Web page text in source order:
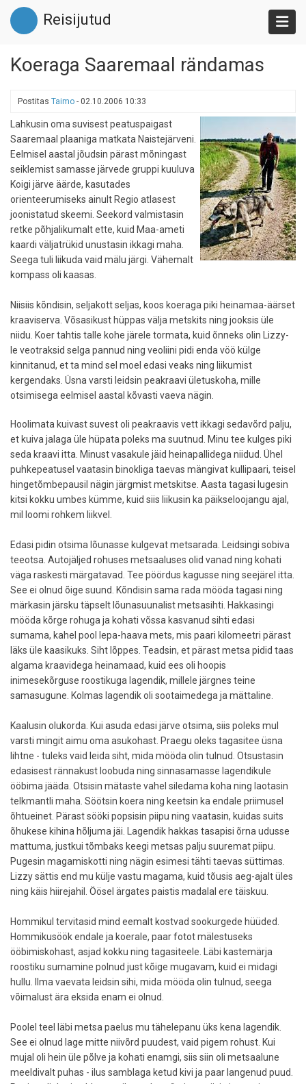
Liigu
edasi
põhisisu
Reisijutud
Koeraga Saaremaal rändamas
Postitas Taimo - 02.10.2006 10:33
Lahkusin oma suvisest peatuspaigast
Saaremaal plaaniga matkata Naistejärveni.
Eelmisel aastal jõudsin pärast mõningast
seiklemist samasse järvede gruppi kuuluva
Koigi järve äärde, kasutades
orienteerumiseks ainult Regio atlasest
joonistatud skeemi. Seekord valmistasin
retke põhjalikumalt ette, kuid Maa-ameti
kaardi väljatrükid unustasin ikkagi maha.
Seega tuli liikuda vaid mälu järgi. Vähemalt
kompass oli kaasas.
Niisiis kõndisin, seljakott seljas, koos koeraga piki heinamaa-äärset
kraaviserva. Võsasikust hüppas välja metskits ning jooksis üle
niidu. Koer tahtis talle kohe järele tormata, kuid õnneks olin Lizzy-
le veotraksid selga pannud ning veoliini pidi enda vöö külge
kinnitanud, et ta mind sel moel edasi veaks ning liikumist
kergendaks. Üsna varsti leidsin peakraavi ületuskoha, mille
otsimisega eelmisel aastal kõvasti vaeva nägin.
Hoolimata kuivast suvest oli peakraavis vett ikkagi sedavõrd palju,
et kuiva jalaga üle hüpata poleks ma suutnud. Minu tee kulges piki
seda kraavi itta. Minust vasakule jäid heinapallidega niidud. Ühel
puhkepeatusel vaatasin binokliga taevas mängivat kullipaari, teisel
hingetõmbepausil nägin järgmist metskitse. Aasta tagasi lugesin
kitsi kokku umbes kümme, kuid siis liikusin ka päikseloojangu ajal,
mil loomi rohkem liikvel.
Edasi pidin otsima lõunasse kulgevat metsarada. Leidsingi sobiva
teeotsa. Autojäljed rohuses metsaaluses olid vanad ning kohati
väga raskesti märgatavad. Tee pöördus kagusse ning seejärel itta.
See ei olnud õige suund. Kõndisin sama rada mööda tagasi ning
märkasin järsku täpselt lõunasuunalist metsasihti. Hakkasingi
mööda kõrge rohuga ja kohati võssa kasvanud sihti edasi
sumama, kahel pool lepa-haava mets, mis paari kilomeetri pärast
läks üle kaasikuks. Siht lõppes. Teadsin, et pärast metsa pidid taas
algama kraavidega heinamaad, kuid ees oli hoopis
inimesekõrguse roostikuga lagendik, millele järgnes teine
samasugune. Kolmas lagendik oli sootaimedega ja mättaline.
Kaalusin olukorda. Kui asuda edasi järve otsima, siis poleks mul
varsti mingit aimu oma asukohast. Praegu oleks tagasitee üsna
lihtne - tuleks vaid leida siht, mida mööda olin tulnud. Otsustasin
edasisest rännakust loobuda ning sinnasamasse lagendikule
ööbima jääda. Otsisin mätaste vahel siledama koha ning laotasin
telkmantli maha. Söötsin koera ning keetsin ka endale priimusel
õhtueinet. Pärast sööki popsisin piipu ning vaatasin, kuidas suits
õhukese kihina hõljuma jäi. Lagendik hakkas tasapisi õrna udusse
mattuma, justkui tõmbaks keegi metsas palju suuremat piipu.
Pugesin magamiskotti ning nägin esimesi tähti taevas süttimas.
Lizzy sättis end mu külje vastu magama, kuid tõusis aeg-ajalt üles
ning käis hiirejahil. Öösel ärgates paistis madalal ere täiskuu.
Hommikul tervitasid mind eemalt kostvad sookurgede hüüded.
Hommikusöök endale ja koerale, paar fotot mälestuseks
ööbimiskohast, asjad kokku ning tagasiteele. Läbi kastemärja
roostiku sumamine polnud just kõige mugavam, kuid ei midagi
hullu. Ilma vaevata leidsin sihi, mida mööda olin tulnud, seega
võimalust ära eksida enam ei olnud.
Poolel teel läbi metsa paelus mu tähelepanu üks kena lagendik.
See ei olnud lage mitte niivõrd puudest, vaid pigem rohust. Kui
mujal oli hein üle põlve ja kohati enamgi, siis siin oli metsaalune
meeldivalt puhas - ilus samblaga ketud kivi ja paar langenud puud.